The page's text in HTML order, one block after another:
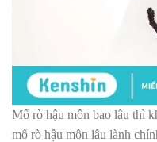
Mổ rò hậu môn bao lâu thì
mổ rò hậu môn lâu lành